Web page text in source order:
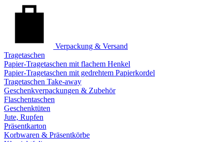
Verpackung & Versand
Tragetaschen
Papier-Tragetaschen mit flachem Henkel
Papier-Tragetaschen mit gedrehtem Papierkordel
Tragetaschen Take-away
Geschenkverpackungen & Zubehör
Flaschentaschen
Geschenktüten
Jute, Rupfen
Präsentkarton
Korbwaren & Präsentkörbe